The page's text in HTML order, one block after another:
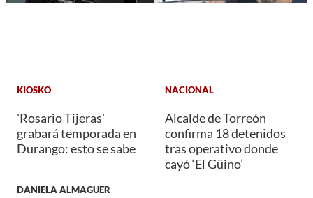
KIOSKO
'Rosario Tijeras'
grabará temporada en
Durango: esto se sabe
DANIELA ALMAGUER
NACIONAL
Alcalde de Torreón
confirma 18 detenidos
tras operativo donde
cayó ‘El Güino’